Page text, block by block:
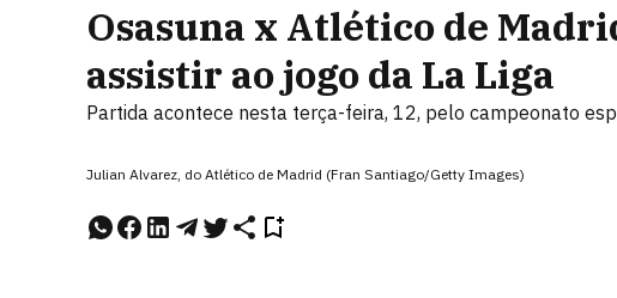
Osasuna x Atlético de
assistir ao jogo da La Liga
Partida acontece nesta terça-feira, 12, pelo campeonato
Julian Alvarez, do Atlético de Madrid (Fran Santiago/Getty Images)